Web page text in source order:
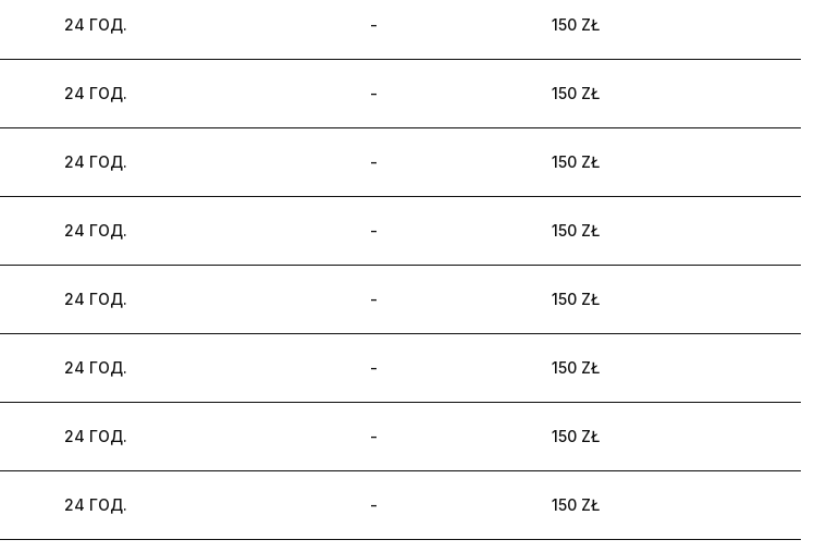
24 ГОД. - 150 ZŁ
24 ГОД. - 150 ZŁ
24 ГОД. - 150 ZŁ
24 ГОД. - 150 ZŁ
24 ГОД. - 150 ZŁ
24 ГОД. - 150 ZŁ
24 ГОД. - 150 ZŁ
24 ГОД. - 150 ZŁ